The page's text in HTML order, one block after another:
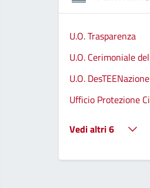
U.O. Trasparenza
U.O. Cerimoniale
U.O. DesTEENazione
Ufficio Protezione
Vedi altri 6